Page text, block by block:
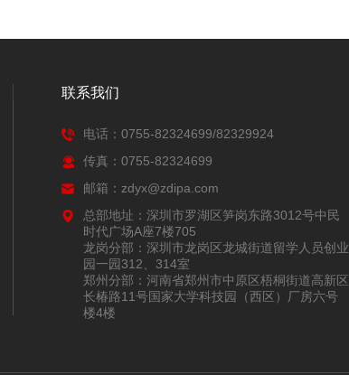
联系我们
电话：0755-82324699/82329924
传真：0755-82324699
邮箱：zdyx@zdipa.com
总部地址：深圳市罗湖区笋岗东路3012号中民
时代广场A座7楼705
龙岗分部：深圳市龙岗区龙城街道留学人员创业
园一园312、314室
郑州分部：河南省郑州市中原区梧桐街道高新区
长椿路11号国家大学科技园（西区）厂房六号
楼4楼